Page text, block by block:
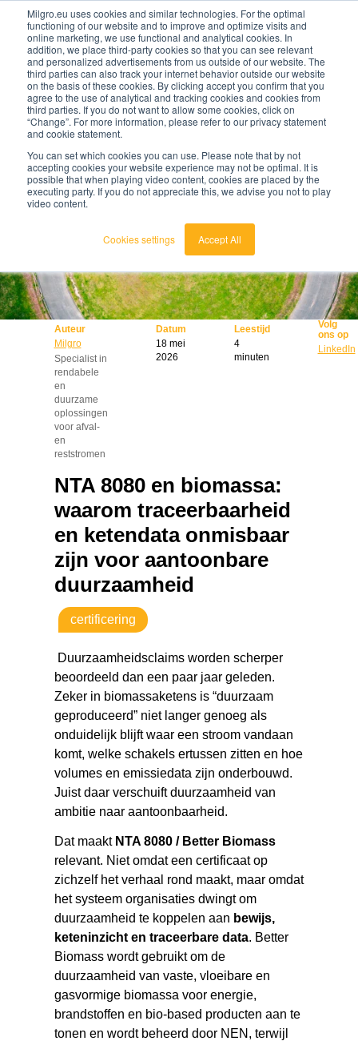
Milgro.eu uses cookies and similar technologies. For the optimal
functioning of our website and to improve and optimize visits and
online marketing, we use functional and analytical cookies. In
addition, we place third-party cookies so that you can see relevant
and personalized advertisements from us outside of our website. The
third parties can also track your internet behavior outside our website
on the basis of these cookies. By clicking accept you confirm that you
agree to the use of analytical and tracking cookies and cookies from
third parties. If you do not want to allow some cookies, click on
“Change”. For more information, please refer to our privacy statement
and cookie statement.
You can set which cookies you can use. Please note that by not
accepting cookies your website experience may not be optimal. It is
possible that when playing video content, cookies are placed by the
executing party. If you do not appreciate this, we advise you not to play
video content.
Cookies settings Accept All
nl
🔥Grondstoffen worden schaarser en duurder. Weet
jij waar jouw organisatie kwetsbaar is en wat je
eraan kunt doen?
Bekijk de Grondstoffenbarometer
Auteur
Milgro
Specialist in
rendabele
en
duurzame
oplossingen
voor afval-
en
reststromen
Datum
18 mei
2026
Leestijd
4
minuten
Volg
ons op
LinkedIn
NTA 8080 en biomassa:
waarom traceerbaarheid
en ketendata onmisbaar
zijn voor aantoonbare
duurzaamheid
certificering
Duurzaamheidsclaims worden scherper
beoordeeld dan een paar jaar geleden.
Zeker in biomassaketens is “duurzaam
geproduceerd” niet langer genoeg als
onduidelijk blijft waar een stroom vandaan
komt, welke schakels ertussen zitten en hoe
volumes en emissiedata zijn onderbouwd.
Juist daar verschuift duurzaamheid van
ambitie naar aantoonbaarheid.
Dat maakt NTA 8080 / Better Biomass
relevant. Niet omdat een certificaat op
zichzelf het verhaal rond maakt, maar omdat
het systeem organisaties dwingt om
duurzaamheid te koppelen aan bewijs,
keteninzicht en traceerbare data. Better
Biomass wordt gebruikt om de
duurzaamheid van vaste, vloeibare en
gasvormige biomassa voor energie,
brandstoffen en bio-based producten aan te
tonen en wordt beheerd door NEN, terwijl